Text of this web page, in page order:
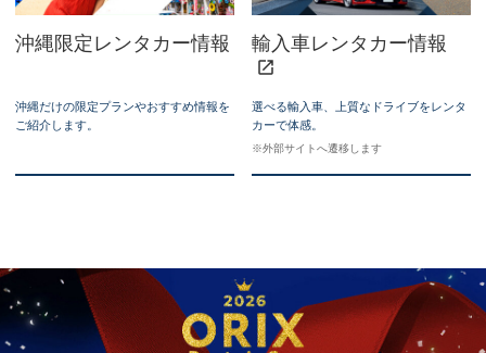
沖縄限定レンタカー情報
沖縄だけの限定プランやおすすめ情報を
ご紹介します。
輸入車レンタカー情報
選べる輸入車、上質なドライブをレンタ
カーで体感。
※外部サイトへ遷移します